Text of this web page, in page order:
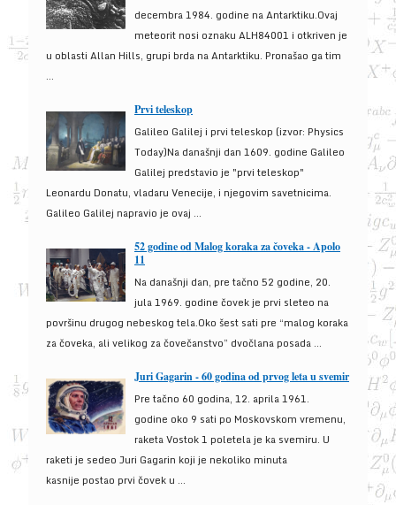
decembra 1984. godine na Antarktiku.Ovaj
meteorit nosi oznaku ALH84001 i otkriven je
u oblasti Allan Hills, grupi brda na Antarktiku. Pronašao ga tim
...
Prvi teleskop
Galileo Galilej i prvi teleskop (izvor: Physics
Today)Na današnji dan 1609. godine Galileo
Galilej predstavio je "prvi teleskop"
Leonardu Donatu, vladaru Venecije, i njegovim savetnicima.
Galileo Galilej napravio je ovaj ...
52 godine od Malog koraka za čoveka - Apolo
11
Na današnji dan, pre tačno 52 godine, 20.
jula 1969. godine čovek je prvi sleteo na
površinu drugog nebeskog tela.Oko šest sati pre “malog koraka
za čoveka, ali velikog za čovečanstvo” dvočlana posada ...
Juri Gagarin - 60 godina od prvog leta u svemir
Pre tačno 60 godina, 12. aprila 1961.
godine oko 9 sati po Moskovskom vremenu,
raketa Vostok 1 poletela je ka svemiru. U
raketi je sedeo Juri Gagarin koji je nekoliko minuta
kasnije postao prvi čovek u ...